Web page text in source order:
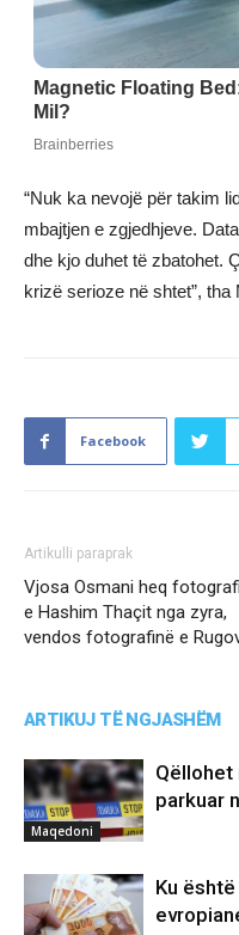
“Nuk ka nevojë për takim
mbajtjen e zgjedhjeve.
dhe kjo duhet të zbatohet.
krizë serioze në shtet”, tha
Facebook
Artikulli paraprak
Vjosa Osmani heq
e Hashim Thaçit nga zyra,
vendos fotografinë e
ARTIKUJ TË NGJASHËM
Maqedoni
Qëllohet
parkuar
Ku